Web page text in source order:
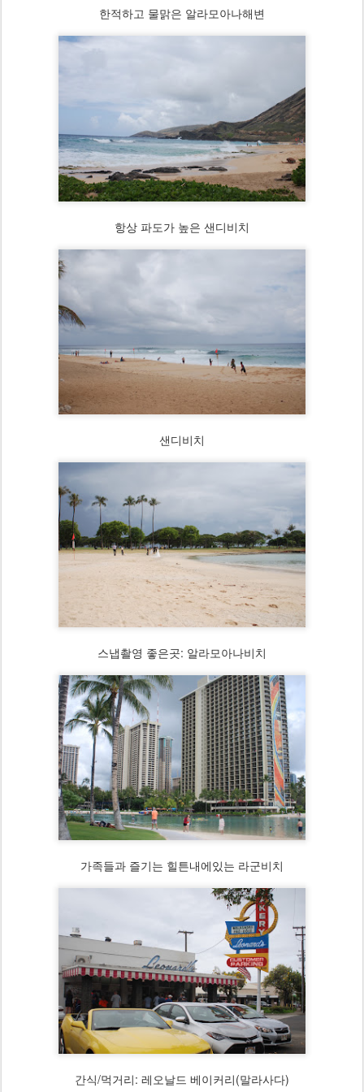
저희 오하나택시를 많이 이용해주십시요 감사합니다.
한적하고 물맑은 알라모아나해변
항상 파도가 높은 샌디비치
샌디비치
스냅촬영 좋은곳: 알라모아나비치
가족들과 즐기는 힐튼내에있는 라군비치
간식/먹거리: 레오날드 베이커리(말라사다)